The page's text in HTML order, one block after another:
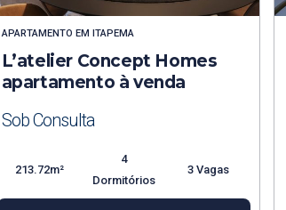
APARTAMENTO EM ITAPEMA
L’atelier Concept Homes
apartamento à venda
Sob Consulta
213.72m²
4
Dormitórios
3 Vagas